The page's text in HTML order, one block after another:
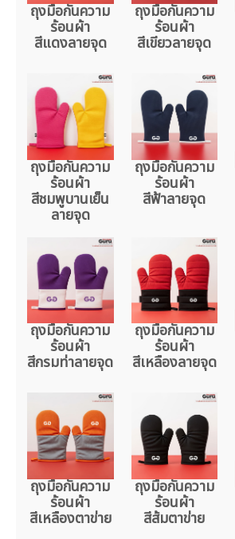
ถุงมือกันความ
ร้อนผ้า
สีแดงลายจุด
ถุงมือกันความ
ร้อนผ้า
สีเขียวลายจุด
ถุงมือกันความ
ร้อนผ้า
สีชมพูบานเย็น
ลายจุด
ถุงมือกันความ
ร้อนผ้า
สีฟ้าลายจุด
ถุงมือกันความ
ร้อนผ้า
สีกรมท่าลายจุด
ถุงมือกันความ
ร้อนผ้า
สีเหลืองลายจุด
ถุงมือกันความ
ร้อนผ้า
สีเหลืองตาข่าย
ถุงมือกันความ
ร้อนผ้า
สีส้มตาข่าย